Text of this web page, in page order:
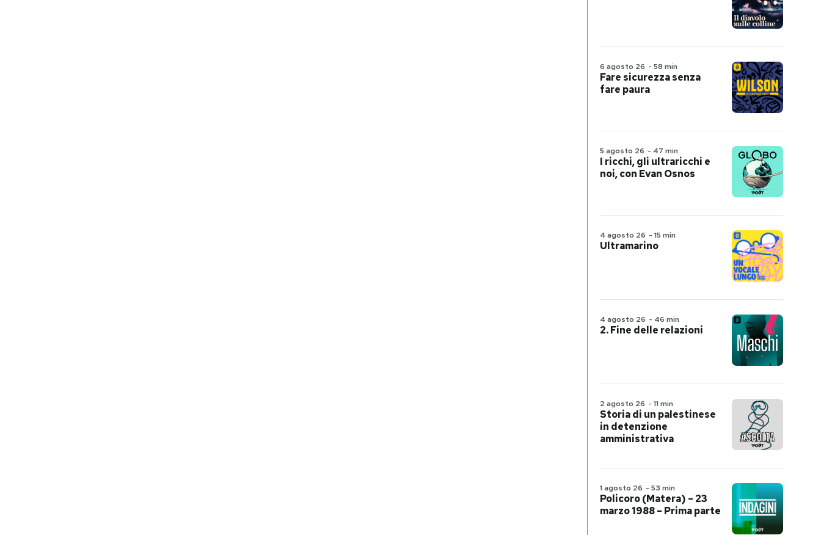
6 agosto 26 - 58 min
Fare sicurezza senza
fare paura
5 agosto 26 - 47 min
I ricchi, gli ultraricchi e
noi, con Evan Osnos
4 agosto 26 - 15 min
Ultramarino
4 agosto 26 - 46 min
2. Fine delle relazioni
2 agosto 26 - 11 min
Storia di un palestinese
in detenzione
amministrativa
1 agosto 26 - 53 min
Policoro (Matera) – 23
marzo 1988 – Prima parte